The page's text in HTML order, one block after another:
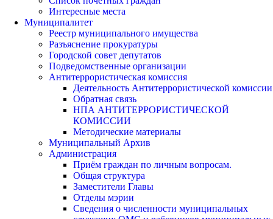
Интересные места
Муниципалитет
Реестр муниципального имущества
Разъяснение прокуратуры
Городской совет депутатов
Подведомственные организации
Антитеррористическая комиссия
Деятельность Антитеррористической комиссии
Обратная связь
НПА АНТИТЕРРОРИСТИЧЕСКОЙ
КОМИССИИ
Методические материалы
Муниципальный Архив
Администрация
Приём граждан по личным вопросам.
Общая структура
Заместители Главы
Отделы мэрии
Сведения о численности муниципальных